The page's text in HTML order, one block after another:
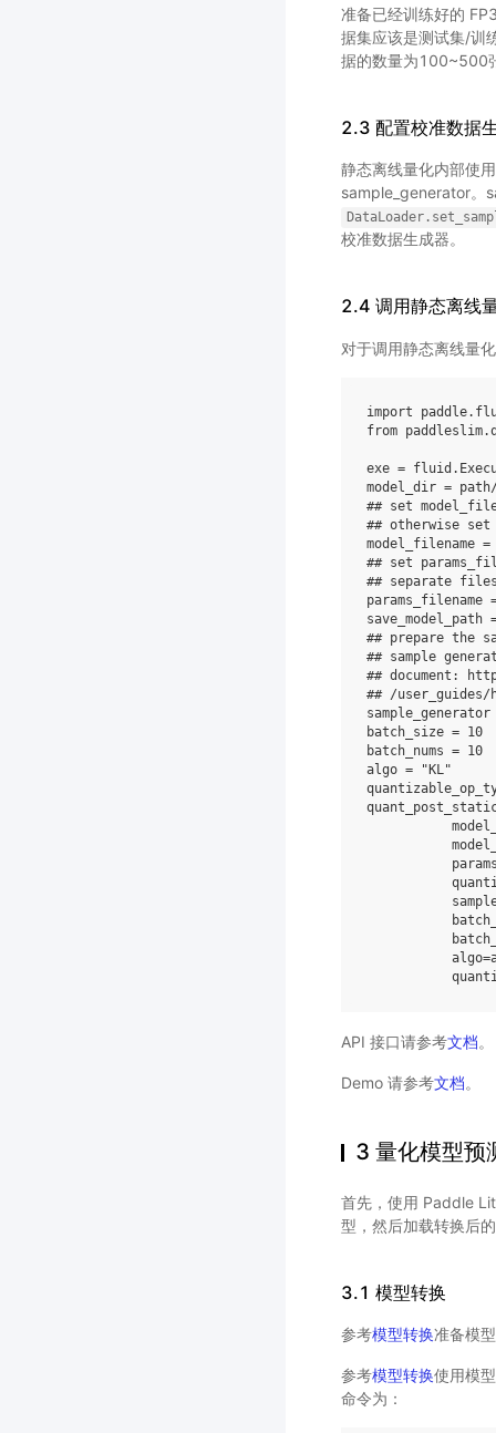
准备已经训练好的
据集应该是测试集/训
据的数量为100~500
2.3 配置校准数据
静态离线量化内部使
sample_generator。
校准数据生成器。
2.4 调用静态离线
对于调用静态离线量
import
from
exe = fluid .
model_dir = path
## set
## otherwise
model_filename =
## set
## separate
params_filename
save_model_path
## prepare the
## sample
## document:
## /user_guides/
sample_generator
batch_size = 10
batch_nums = 10
algo =
"KL"
algo=
API 接口请参考文档。
Demo 请参考文档。
3 量化模型预
首先，使用 Paddle
型，然后加载转换后
3.1 模型转换
参考模型转换准备模
参考模型转换使用模
命令为：